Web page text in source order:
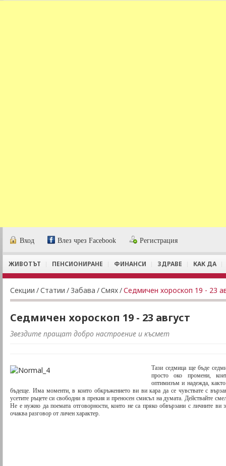
Вход Влез чрез Facebook Регистрация
ЖИВОТЪТ ПЕНСИОНИРАНЕ ФИНАНСИ ЗДРАВЕ КАК ДА
Секции /Статии / Забава /Смях/Седмичен хороскоп 19 - 23
Седмичен хороскоп 19 - 23 август
Звездите пращат добро настроение и късмет
Тази седмица ще бъде
просто око промени,
оптимизъм и надежда,
бъдеще. Има моменти, в които обкръжението ви ви кара да се чувствате с
усетите ръцете си свободни в прекия и преносен смисъл на думата. Действайте
Не е нужно да поемата отговорности, които не са пряко обвързани с личните ви
очаква разговор от личен характер.